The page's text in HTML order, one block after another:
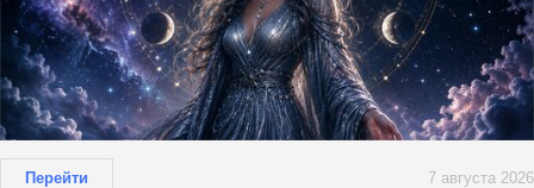
Перейти 7 августа 2026